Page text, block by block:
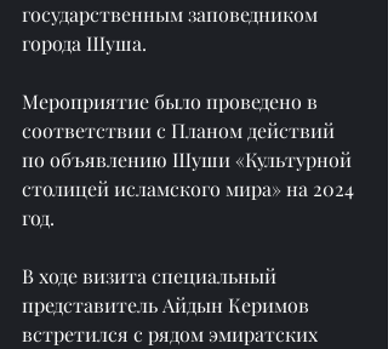
государственным заповедником
города Шуша.
Мероприятие было проведено в
соответствии с Планом действий
по объявлению Шуши «Культурной
столицей исламского мира» на 2024
год.
В ходе визита специальный
представитель Айдын Керимов
встретился с рядом эмиратских